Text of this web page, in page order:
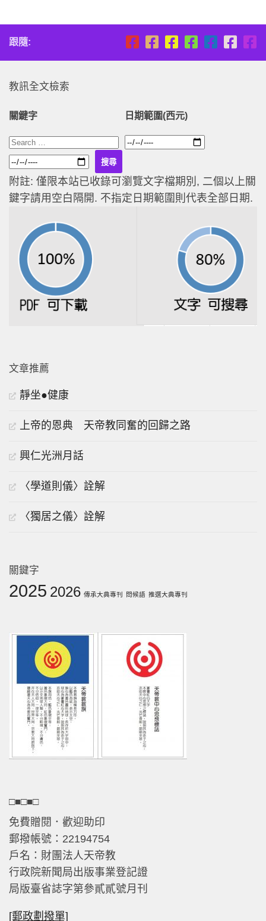
跟隨:
教訊全文檢索
關鍵字 日期範圍(西元)
附註: 僅限本站已收錄可瀏覽文字檔期別, 二個以上關
鍵字請用空白隔開. 不指定日期範圍則代表全部日期.
文章推薦
靜坐●健康
上帝的恩典 天帝教同奮的回歸之路
興仁光洲月話
〈學道則儀〉詮解
〈獨居之儀〉詮解
關鍵字
2025 2026 傳承大典專刊 問候語 推選大典專刊
□■□■□
免費贈閱．歡迎助印
郵撥帳號：22194754
戶名：財團法人天帝教
行政院新聞局出版事業登記證
局版臺省誌字第參貳貳號月刊
[郵政劃撥單]